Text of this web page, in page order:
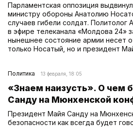
Парламентская оппозиция
министру обороны Анатолию
случаев гибели солдат. Политолог
в эфире телеканала «Молдова 24»
нынешнее состояние армии несет
только Носатый, но и президент
Политика 13 февраля, 18:05
«Знаем наизусть». О чем
Санду на Мюнхенской
Президент Майя Санду на
безопасности как всегда будет